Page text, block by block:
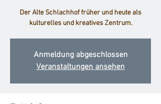
Der Alte Schlachhof früher und heute als
kulturelles und kreatives Zentrum.
Anmeldung abgeschlossen
Veranstaltungen ansehen